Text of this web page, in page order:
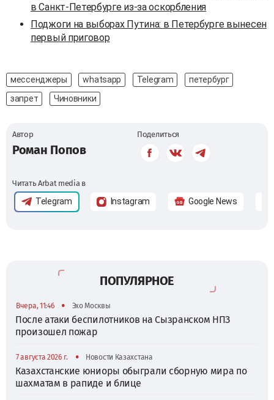
в Санкт-Петербурге из-за оскорбления
Поджоги на выборах Путина: в Петербурге вынесен
первый приговор
мессенджеры whatsapp Telegram
петербург
запрет
Чиновники
Автор
Роман Попов
Поделиться
Читать Arbat media в
Telegram Instagram Google News
ПОПУЛЯРНОЕ
Вчера, 11:46 • Эхо Москвы
После атаки беспилотников на Сызранском НПЗ
произошел пожар
7 августа 2026 г. • Новости Казахстана
Казахстанские юниоры обыграли сборную мира по
шахматам в рапиде и блице